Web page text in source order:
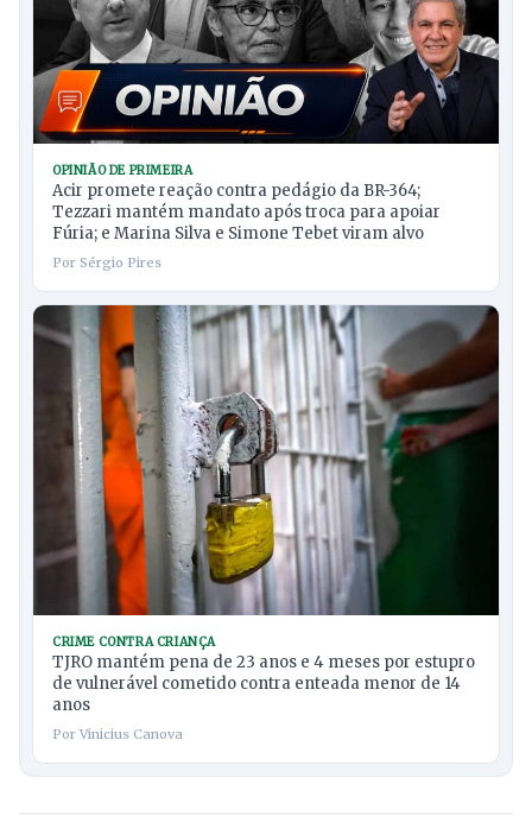
OPINIÃO DE PRIMEIRA
Acir promete reação contra pedágio da BR-364;
Tezzari mantém mandato após troca para apoiar
Fúria; e Marina Silva e Simone Tebet viram alvo
Por Sérgio Pires
CRIME CONTRA CRIANÇA
TJRO mantém pena de 23 anos e 4 meses por estupro
de vulnerável cometido contra enteada menor de 14
anos
Por Vinicius Canova